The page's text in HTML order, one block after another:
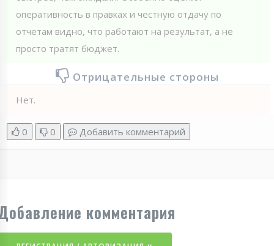
оперативность в правках и честную отдачу по
отчетам видно, что работают на результат, а не
просто тратят бюджет.
Отрицательные стороны
Нет.
0 0 Добавить комментарий
комментария